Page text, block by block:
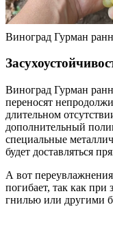
Виноград Гурман
Виноград Гурман
переносят
длительном
дополнительный
специальные
будет доставляться
А вот
погибает, так как
гнилью или другими